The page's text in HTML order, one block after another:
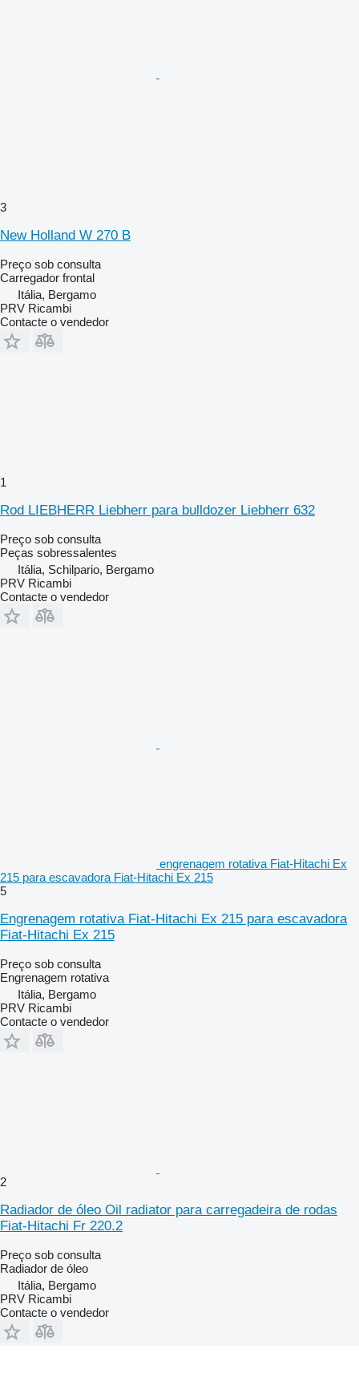
3
New Holland W 270 B
Preço sob consulta
Carregador frontal
Itália, Bergamo
PRV Ricambi
Contacte o vendedor
1
Rod LIEBHERR Liebherr para bulldozer Liebherr 632
Preço sob consulta
Peças sobressalentes
Itália, Schilpario, Bergamo
PRV Ricambi
Contacte o vendedor
engrenagem rotativa Fiat-Hitachi Ex
215 para escavadora Fiat-Hitachi Ex 215
5
Engrenagem rotativa Fiat-Hitachi Ex 215 para escavadora
Fiat-Hitachi Ex 215
Preço sob consulta
Engrenagem rotativa
Itália, Bergamo
PRV Ricambi
Contacte o vendedor
2
Radiador de óleo Oil radiator para carregadeira de rodas
Fiat-Hitachi Fr 220.2
Preço sob consulta
Radiador de óleo
Itália, Bergamo
PRV Ricambi
Contacte o vendedor